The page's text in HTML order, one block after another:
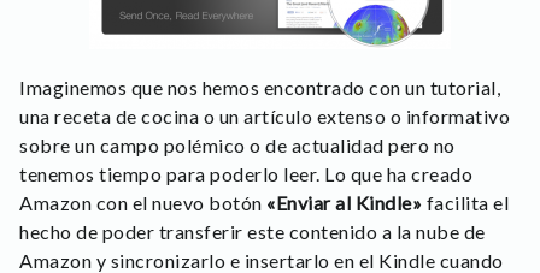
Imaginemos que nos hemos encontrado con un tutorial,
una receta de cocina o un artículo extenso o informativo
sobre un campo polémico o de actualidad pero no
tenemos tiempo para poderlo leer. Lo que ha creado
Amazon con el nuevo botón «Enviar al Kindle» facilita el
hecho de poder transferir este contenido a la nube de
Amazon y sincronizarlo e insertarlo en el Kindle cuando